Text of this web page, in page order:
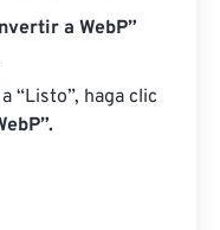
a WebP”
“Listo”, haga clic